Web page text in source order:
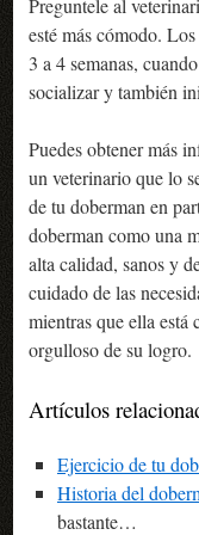
Preguntele al
esté más cómodo.
3 a 4 semanas,
socializar y también
Puedes obtener más
un veterinario que lo
de tu doberman en
doberman como una
alta calidad, sanos y
cuidado de las
mientras que ella está
orgulloso de su logro.
Artículos
Ejercicio de tu
Historia del
bastante…